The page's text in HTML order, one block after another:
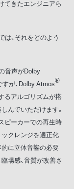
てきたエンジニアら
は、それをどのよう
音声がDolby
が、Dolby Atmos®
るアルゴリズムが搭
んでいただけます。
ピーカーでの再生時
クレンジを適正化
に立体音響の必要
場感、音質が改善さ